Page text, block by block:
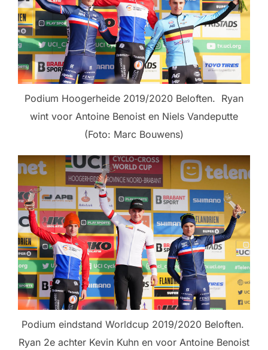
Podium Hoogerheide 2019/2020 Beloften. Ryan
wint voor Antoine Benoist en Niels Vandeputte
(Foto: Marc Bouwens)
Podium eindstand Worldcup 2019/2020 Beloften.
Ryan 2e achter Kevin Kuhn en voor Antoine Benoist